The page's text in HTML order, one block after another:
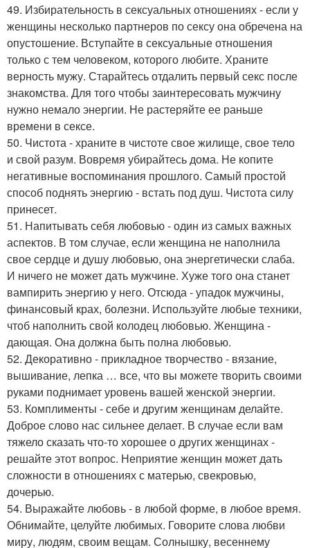
49. Избирательность в сексуальных отношениях - если у
женщины несколько партнеров по сексу она обречена на
опустошение. Вступайте в сексуальные отношения
только с тем человеком, которого любите. Храните
верность мужу. Старайтесь отдалить первый секс после
знакомства. Для того чтобы заинтересовать мужчину
нужно немало энергии. Не растеряйте ее раньше
времени в сексе.
50. Чистота - храните в чистоте свое жилище, свое тело
и свой разум. Вовремя убирайтесь дома. Не копите
негативные воспоминания прошлого. Самый простой
способ поднять энергию - встать под душ. Чистота силу
принесет.
51. Напитывать себя любовью - один из самых важных
аспектов. В том случае, если женщина не наполнила
свое сердце и душу любовью, она энергетически слаба.
И ничего не может дать мужчине. Хуже того она станет
вампирить энергию у него. Отсюда - упадок мужчины,
финансовый крах, болезни. Используйте любые техники,
чтоб наполнить свой колодец любовью. Женщина -
дающая. Она должна быть полна любовью.
52. Декоративно - прикладное творчество - вязание,
вышивание, лепка … все, что вы можете творить своими
руками поднимает уровень вашей женской энергии.
53. Комплименты - себе и другим женщинам делайте.
Доброе слово нас сильнее делает. В случае если вам
тяжело сказать что-то хорошее о других женщинах -
решайте этот вопрос. Неприятие женщин может дать
сложности в отношениях с матерью, свекровью,
дочерью.
54. Выражайте любовь - в любой форме, в любое время.
Обнимайте, целуйте любимых. Говорите слова любви
миру, людям, своим вещам. Солнышку, весеннему